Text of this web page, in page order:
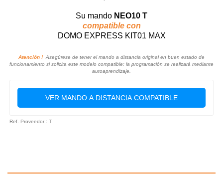
Su mando NEO10 T
compatible con
DOMO EXPRESS KIT01 MAX
Atención ! Asegúrese de tener el mando a distancia original en buen estado de
funcionamiento si solicita este modelo compatible: la programación se realizará mediante
autoaprendizaje.
VER MANDO A DISTANCIA COMPATIBLE
Ref. Proveedor : T